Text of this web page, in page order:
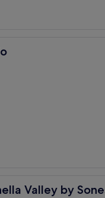
Valley by
by Sonesta